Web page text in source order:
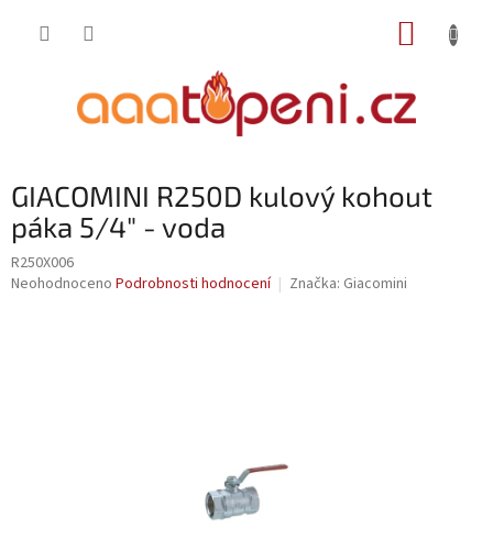
GIACOMINI R250D kulový kohout
páka 5/4" - voda
R250X006
Průměrné
Neohodnoceno Podrobnosti hodnocení Značka: Giacomini